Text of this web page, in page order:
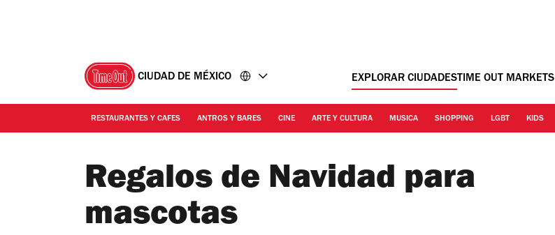
CIUDAD DE MÉXICO EXPLORAR CIUDADESTIME OUT MARKETS
RESTAURANTES Y CAFES ANTROS Y BARES CINE ARTE Y CULTURA MUSICA SHOPPING LGBT KIDS
Regalos de Navidad para
mascotas